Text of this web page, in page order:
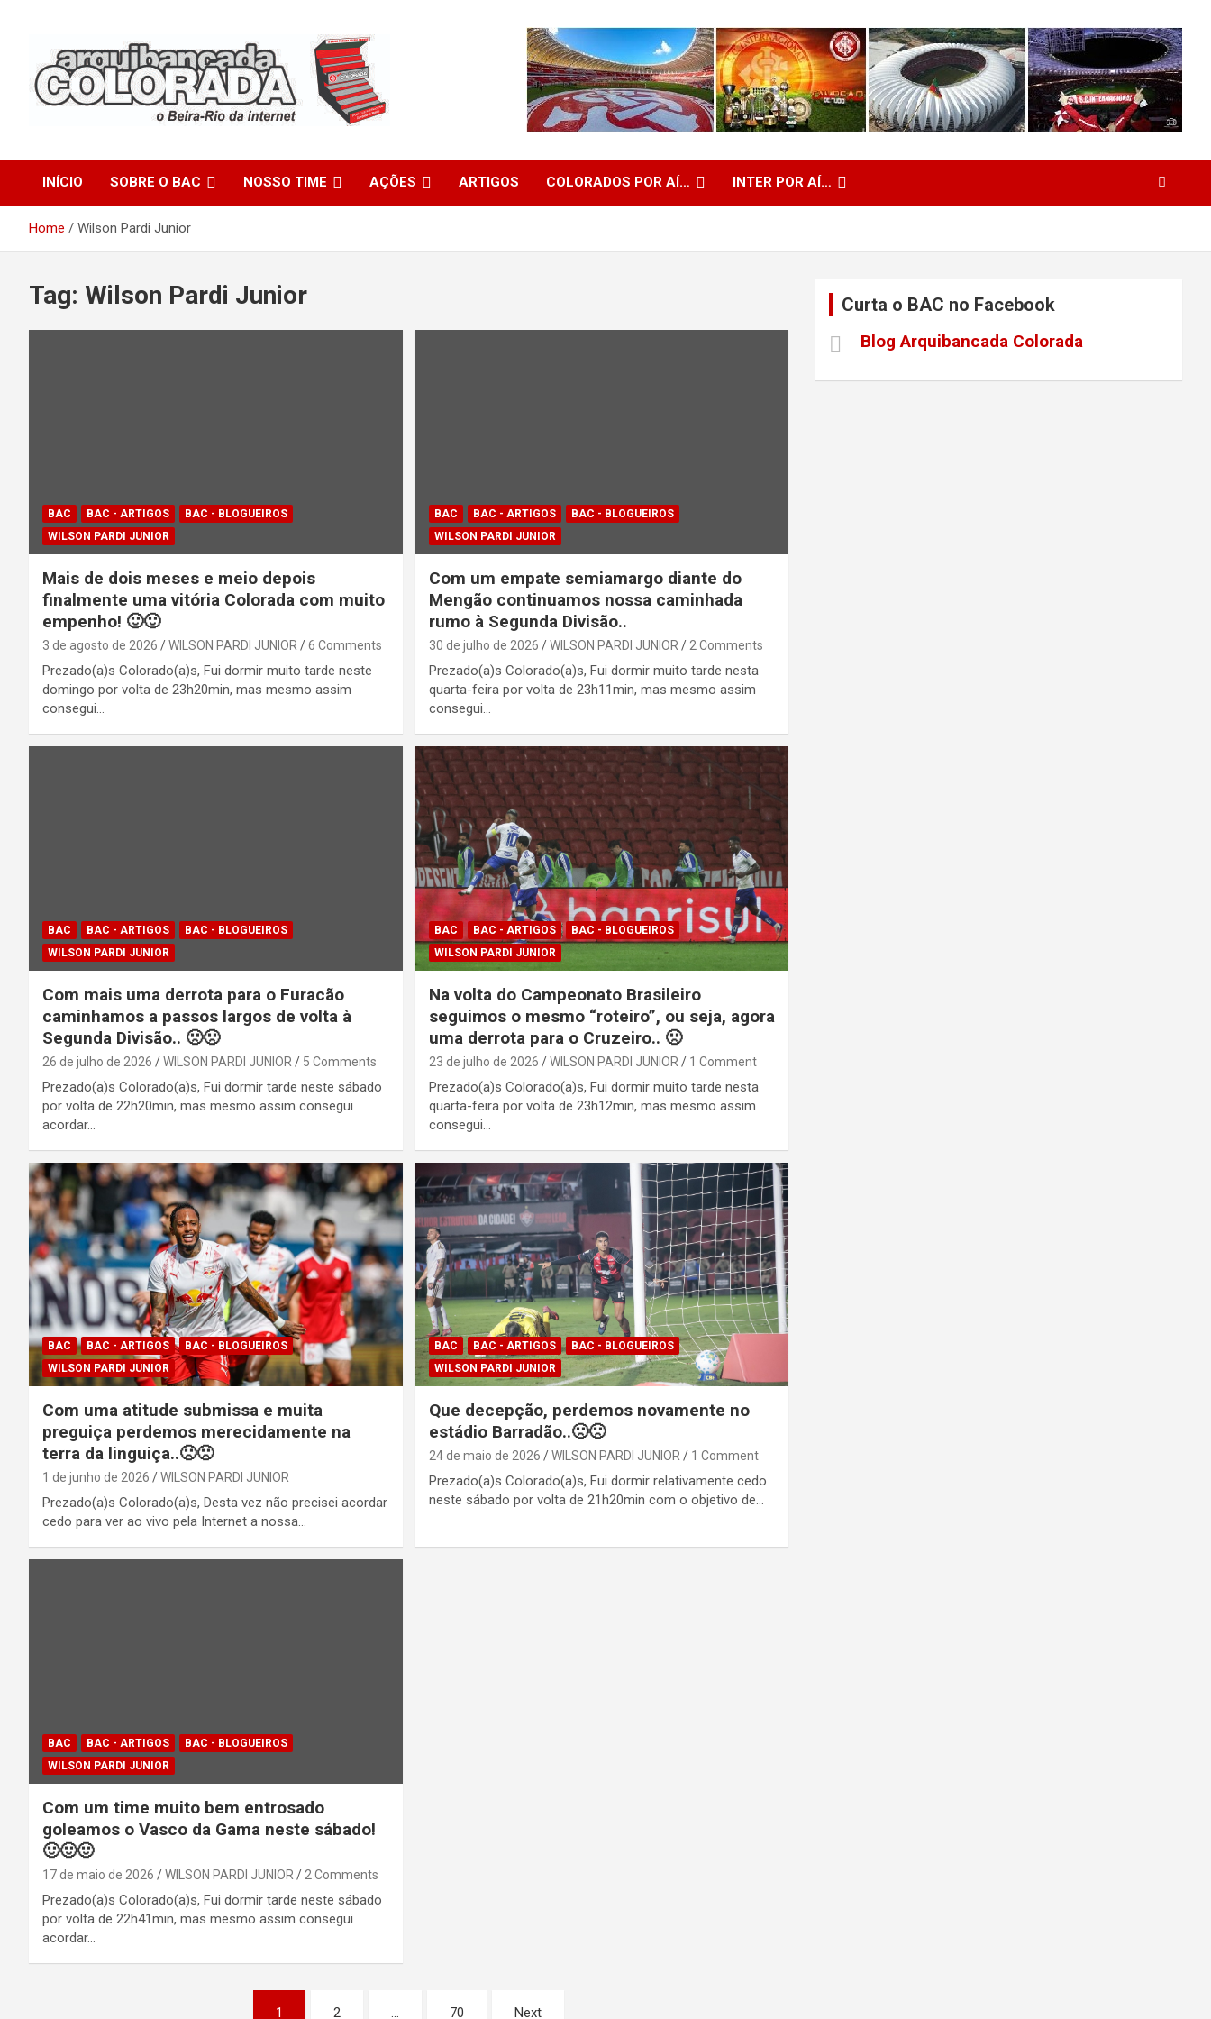
Arquibancada Colorada
INÍCIO SOBRE O BAC NOSSO TIME AÇÕES ARTIGOS COLORADOS POR AÍ… INTER POR AÍ…
Home Wilson Pardi Junior
Tag: Wilson Pardi Junior
BAC BAC - ARTIGOS
BAC - BLOGUEIROS
WILSON PARDI JUNIOR
Mais de dois meses e meio depois
finalmente uma vitória Colorada com muito
empenho! 🙂🙂
3 de agosto de 2026 WILSON PARDI JUNIOR 6 Comments
Prezado(a)s Colorado(a)s, Fui dormir muito tarde neste
domingo por volta de 23h20min, mas mesmo assim
consegui…
BAC BAC - ARTIGOS
BAC - BLOGUEIROS
WILSON PARDI JUNIOR
Com um empate semiamargo diante do
Mengão continuamos nossa caminhada
rumo à Segunda Divisão..
30 de julho de 2026 WILSON PARDI JUNIOR 2 Comments
Prezado(a)s Colorado(a)s, Fui dormir muito tarde nesta
quarta-feira por volta de 23h11min, mas mesmo assim
consegui…
BAC BAC - ARTIGOS
BAC - BLOGUEIROS
WILSON PARDI JUNIOR
Com mais uma derrota para o Furacão
caminhamos a passos largos de volta à
Segunda Divisão.. 🙁🙁
26 de julho de 2026 WILSON PARDI JUNIOR 5 Comments
Prezado(a)s Colorado(a)s, Fui dormir tarde neste sábado
por volta de 22h20min, mas mesmo assim consegui
acordar…
BAC BAC - ARTIGOS
BAC - BLOGUEIROS
WILSON PARDI JUNIOR
Na volta do Campeonato Brasileiro
seguimos o mesmo “roteiro”, ou seja, agora
uma derrota para o Cruzeiro.. 🙁
23 de julho de 2026 WILSON PARDI JUNIOR 1 Comment
Prezado(a)s Colorado(a)s, Fui dormir muito tarde nesta
quarta-feira por volta de 23h12min, mas mesmo assim
consegui…
BAC BAC - ARTIGOS
BAC - BLOGUEIROS
WILSON PARDI JUNIOR
Com uma atitude submissa e muita
preguiça perdemos merecidamente na
terra da linguiça..🙁🙁
1 de junho de 2026 WILSON PARDI JUNIOR
Prezado(a)s Colorado(a)s, Desta vez não precisei acordar
cedo para ver ao vivo pela Internet a nossa…
BAC BAC - ARTIGOS
BAC - BLOGUEIROS
WILSON PARDI JUNIOR
Que decepção, perdemos novamente no
estádio Barradão..🙁🙁
24 de maio de 2026 WILSON PARDI JUNIOR 1 Comment
Prezado(a)s Colorado(a)s, Fui dormir relativamente cedo
neste sábado por volta de 21h20min com o objetivo de…
BAC BAC - ARTIGOS
BAC - BLOGUEIROS
WILSON PARDI JUNIOR
Com um time muito bem entrosado
goleamos o Vasco da Gama neste sábado!
🙂🙂🙂
17 de maio de 2026 WILSON PARDI JUNIOR 2 Comments
Prezado(a)s Colorado(a)s, Fui dormir tarde neste sábado
por volta de 22h41min, mas mesmo assim consegui
acordar…
1 2 … 70 Next
Curta o BAC no Facebook
Blog Arquibancada Colorada